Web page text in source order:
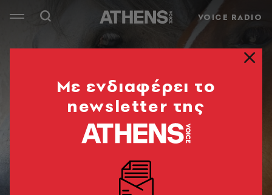
VOICE RADIO
Mε ενδιαφέρει το
newsletter της